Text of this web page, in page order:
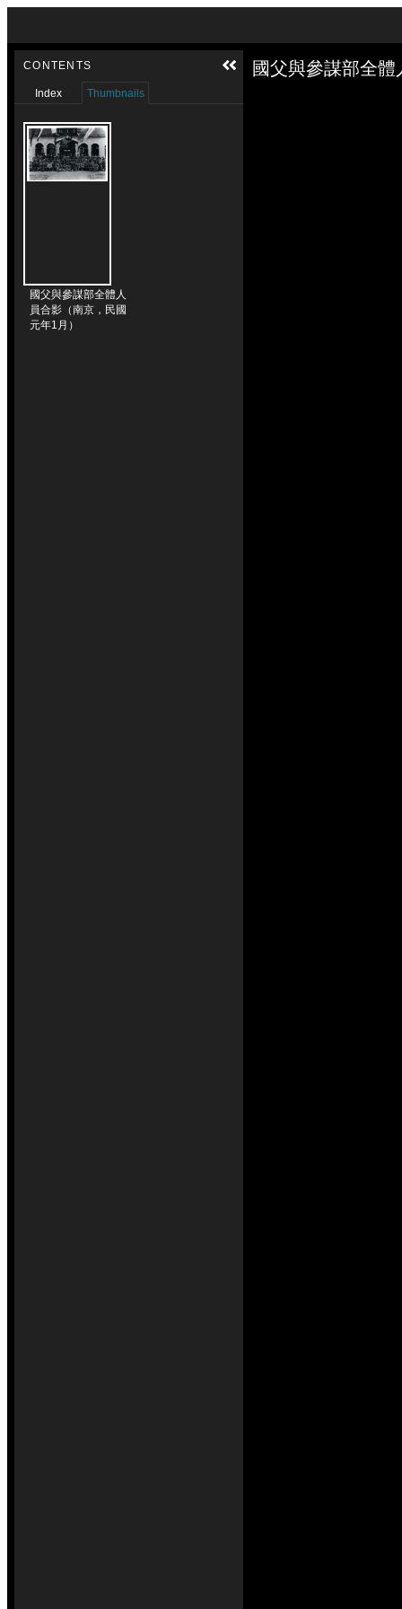
Media Viewer
國父與參謀部全
CONTENTS
Index Thumbnails
國父與參謀部全體人
員合影（南京，民國
元年1月）